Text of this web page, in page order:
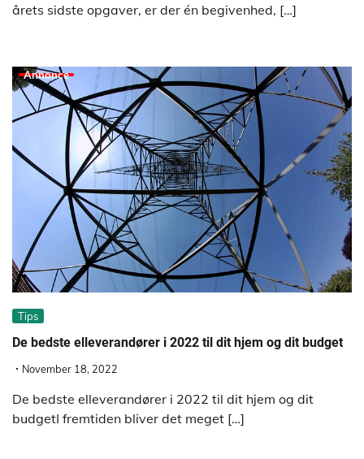
årets sidste opgaver, er der én begivenhed, […]
Annonce
Tips
De bedste elleverandører i 2022 til dit hjem og dit budget
November 18, 2022
De bedste elleverandører i 2022 til dit hjem og dit
budgetI fremtiden bliver det meget […]